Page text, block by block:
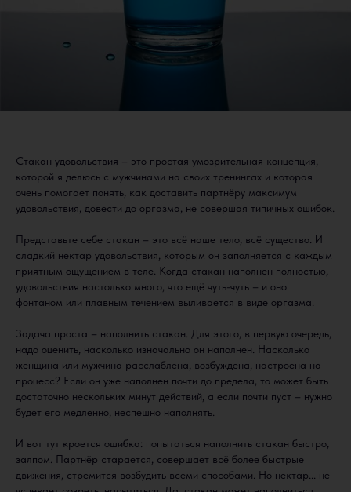
Стакан удовольствия – это простая умозрительная концепция,
которой я делюсь с мужчинами на своих тренингах и которая
очень помогает понять, как доставить партнёру максимум
удовольствия, довести до оргазма, не совершая типичных ошибок.
Представьте себе стакан – это всё наше тело, всё существо. И
сладкий нектар удовольствия, которым он заполняется с каждым
приятным ощущением в теле. Когда стакан наполнен полностью,
удовольствия настолько много, что ещё чуть-чуть – и оно
фонтаном или плавным течением выливается в виде оргазма.
Задача проста – наполнить стакан. Для этого, в первую очередь,
надо оценить, насколько изначально он наполнен. Насколько
женщина или мужчина расслаблена, возбуждена, настроена на
процесс? Если он уже наполнен почти до предела, то может быть
достаточно нескольких минут действий, а если почти пуст – нужно
будет его медленно, неспешно наполнять.
И вот тут кроется ошибка: попытаться наполнить стакан быстро,
залпом. Партнёр старается, совершает всё более быстрые
движения, стремится возбудить всеми способами. Но нектар... не